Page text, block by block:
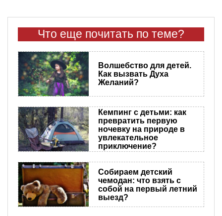
Что еще почитать по теме?
Волшебство для детей.
Как вызвать Духа
Желаний?
Кемпинг с детьми: как
превратить первую
ночевку на природе в
увлекательное
приключение?
Собираем детский
чемодан: что взять с
собой на первый летний
выезд?